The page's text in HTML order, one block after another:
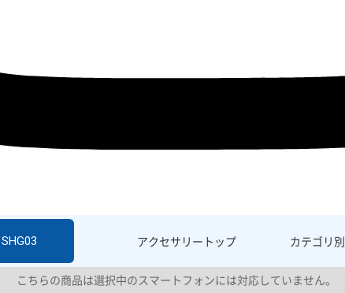
アクセサリー トップ カテゴリ別
こちらの商品は選択中のスマートフォンには対応していません。